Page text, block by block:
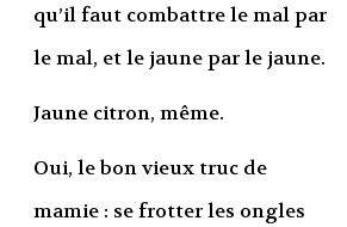
qu’il faut combattre le mal par
le mal, et le jaune par le jaune.
Jaune citron, même.
Oui, le bon vieux truc de
mamie : se frotter les ongles